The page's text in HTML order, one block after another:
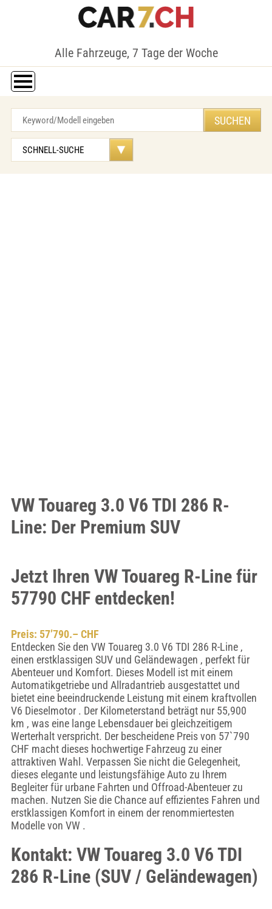
Alle Fahrzeuge, 7 Tage der Woche
VW Touareg 3.0 V6 TDI 286 R-
Line: Der Premium SUV
Jetzt Ihren VW Touareg R-Line für
57790 CHF entdecken!
Preis: 57’790.– CHF
Entdecken Sie den VW Touareg 3.0 V6 TDI 286 R-Line ,
einen erstklassigen SUV und Geländewagen , perfekt für
Abenteuer und Komfort. Dieses Modell ist mit einem
Automatikgetriebe und Allradantrieb ausgestattet und
bietet eine beeindruckende Leistung mit einem kraftvollen
V6 Dieselmotor . Der Kilometerstand beträgt nur 55,900
km , was eine lange Lebensdauer bei gleichzeitigem
Werterhalt verspricht. Der bescheidene Preis von 57`790
CHF macht dieses hochwertige Fahrzeug zu einer
attraktiven Wahl. Verpassen Sie nicht die Gelegenheit,
dieses elegante und leistungsfähige Auto zu Ihrem
Begleiter für urbane Fahrten und Offroad-Abenteuer zu
machen. Nutzen Sie die Chance auf effizientes Fahren und
erstklassigen Komfort in einem der renommiertesten
Modelle von VW .
Kontakt: VW Touareg 3.0 V6 TDI
286 R-Line (SUV / Geländewagen)